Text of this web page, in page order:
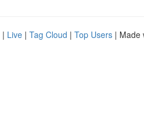
| Live | Tag Cloud | Top Users | Made